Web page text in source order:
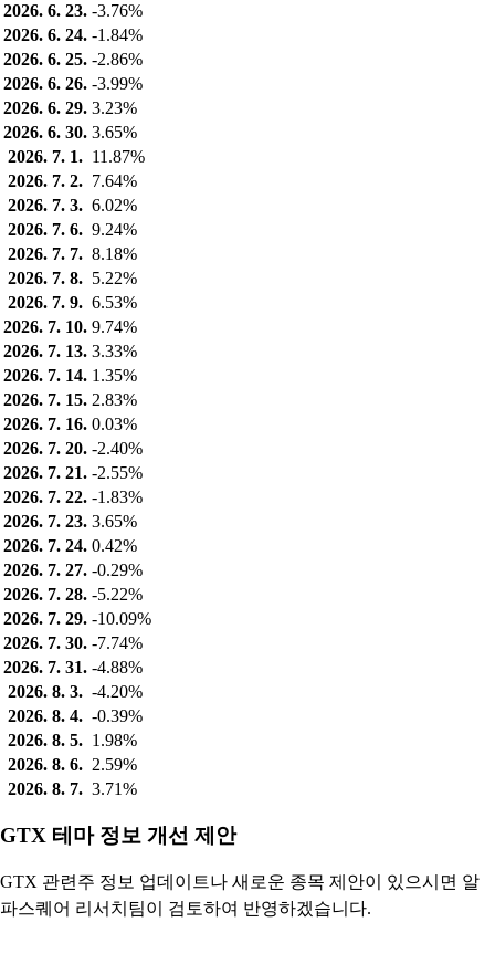
2026. 6. 23. -3.76%
2026. 6. 24. -1.84%
2026. 6. 25. -2.86%
2026. 6. 26. -3.99%
2026. 6. 29. 3.23%
2026. 6. 30. 3.65%
2026. 7. 1. 11.87%
2026. 7. 2. 7.64%
2026. 7. 3. 6.02%
2026. 7. 6. 9.24%
2026. 7. 7. 8.18%
2026. 7. 8. 5.22%
2026. 7. 9. 6.53%
2026. 7. 10. 9.74%
2026. 7. 13. 3.33%
2026. 7. 14. 1.35%
2026. 7. 15. 2.83%
2026. 7. 16. 0.03%
2026. 7. 20. -2.40%
2026. 7. 21. -2.55%
2026. 7. 22. -1.83%
2026. 7. 23. 3.65%
2026. 7. 24. 0.42%
2026. 7. 27. -0.29%
2026. 7. 28. -5.22%
2026. 7. 29. -10.09%
2026. 7. 30. -7.74%
2026. 7. 31. -4.88%
2026. 8. 3. -4.20%
2026. 8. 4. -0.39%
2026. 8. 5. 1.98%
2026. 8. 6. 2.59%
2026. 8. 7. 3.71%
GTX 테마 정보 개선 제안
GTX 관련주 정보 업데이트나 새로운 종목 제안이 있으시면 알
파스퀘어 리서치팀이 검토하여 반영하겠습니다.